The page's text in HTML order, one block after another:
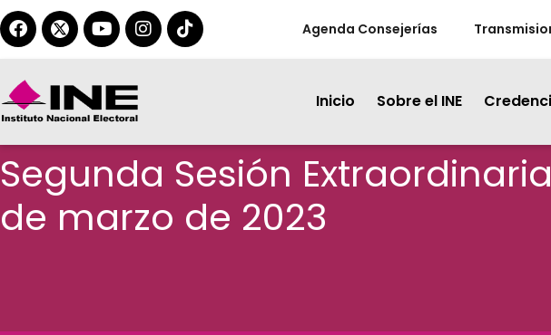
Agenda Consejerías
Inicio Sobre el INE
Segunda Sesión
de marzo de 2023